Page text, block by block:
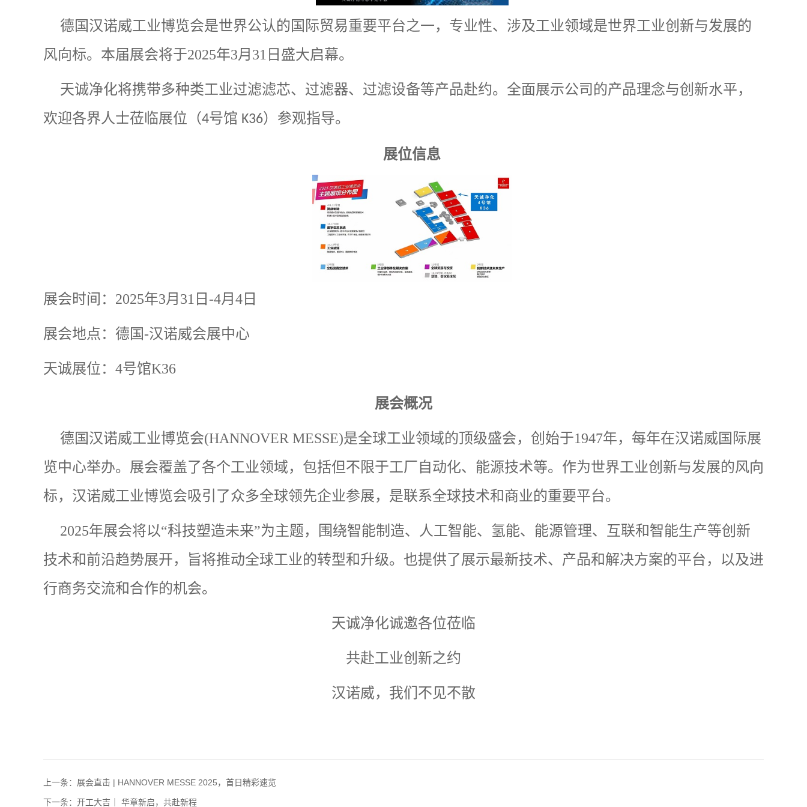
德国汉诺威工业博览会是世界公认的国际贸易重要平台之一，专业性、涉及工业领域是世界工业创新与发展的
风向标。本届展会将于2025年3月 31 日盛大启幕。
天诚净化将携带多种类工业过滤滤芯、过滤器、过滤设备等产品赴约。全面展示公司的产品理念与创新水平，
欢迎各界人士莅临展位（4号馆 K36）参观指导。
展位信息
展会时间：2025年3月31日-4月4日
展会地点：德国-汉诺威会展中心
天诚展位：4号馆K36
展会概况
德国汉诺威工业博览会(HANNOVER MESSE)是全球工业领域的顶级盛会，创始于1947年，每年在汉诺威国际展
览中心举办。展会覆盖了各个工业领域，包括但不限于工厂自动化、能源技术等。作为世界工业创新与发展的风向
标，汉诺威工业博览会吸引了众多全球领先企业参展，是联系全球技术和商业的重要平台。
2025年展会将以“科技塑造未来”为主题，围绕智能制造、人工智能、氢能、能源管理、互联和智能生产等创新
技术和前沿趋势展开，旨将推动全球工业的转型和升级。也提供了展示最新技术、产品和解决方案的平台，以及进
行商务交流和合作的机会。
天诚净化诚邀各位莅临
共赴工业创新之约
汉诺威，我们不见不散
上一条：展会直击 | HANNOVER MESSE 2025，首日精彩速览
下一条：开工大吉｜ 华章新启，共赴新程